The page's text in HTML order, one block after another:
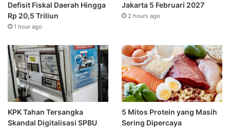
Defisit Fiskal Daerah Hingga
Rp 20,5 Triliun
1 hour ago
Jakarta 5 Februari 2027
2 hours ago
KPK Tahan Tersangka
Skandal Digitalisasi SPBU
5 Mitos Protein yang Masih
Sering Dipercaya